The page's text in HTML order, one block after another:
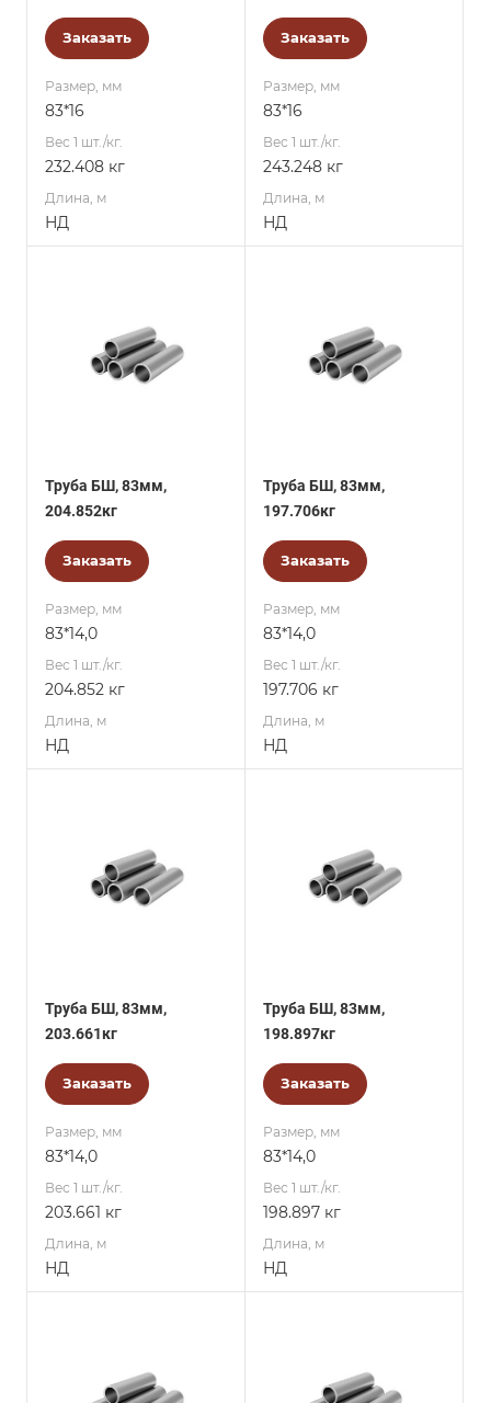
Заказать
Размер, мм
83*16
Вес 1 шт./кг.
232.408 кг
Длина, м
НД
Заказать
Размер, мм
83*16
Вес 1 шт./кг.
243.248 кг
Длина, м
НД
Труба БШ, 83мм,
204.852кг
Заказать
Размер, мм
83*14,0
Вес 1 шт./кг.
204.852 кг
Длина, м
НД
Труба БШ, 83мм,
197.706кг
Заказать
Размер, мм
83*14,0
Вес 1 шт./кг.
197.706 кг
Длина, м
НД
Труба БШ, 83мм,
203.661кг
Заказать
Размер, мм
83*14,0
Вес 1 шт./кг.
203.661 кг
Длина, м
НД
Труба БШ, 83мм,
198.897кг
Заказать
Размер, мм
83*14,0
Вес 1 шт./кг.
198.897 кг
Длина, м
НД